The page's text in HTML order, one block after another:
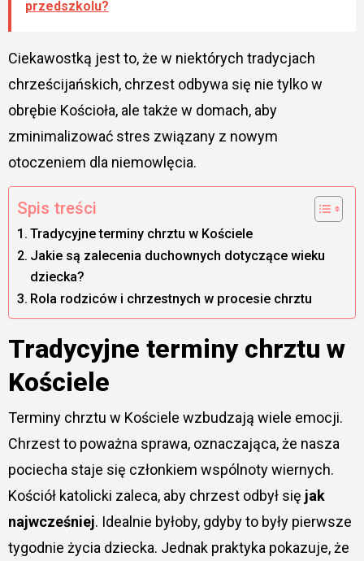
przedszkolu?
Ciekawostką jest to, że w niektórych tradycjach
chrześcijańskich, chrzest odbywa się nie tylko w
obrębie Kościoła, ale także w domach, aby
zminimalizować stres związany z nowym
otoczeniem dla niemowlęcia.
Spis treści
Tradycyjne terminy chrztu w Kościele
Jakie są zalecenia duchownych dotyczące wieku
dziecka?
Rola rodziców i chrzestnych w procesie chrztu
Tradycyjne terminy chrztu w
Kościele
Terminy chrztu w Kościele wzbudzają wiele emocji.
Chrzest to poważna sprawa, oznaczająca, że nasza
pociecha staje się członkiem wspólnoty wiernych.
Kościół katolicki zaleca, aby chrzest odbył się jak
najwcześniej. Idealnie byłoby, gdyby to były pierwsze
tygodnie życia dziecka. Jednak praktyka pokazuje, że